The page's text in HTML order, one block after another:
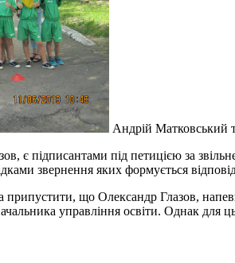
Андрій Матковський
є підписантами під петицією за
звернення яких формується
припустити, що Олександр Глазов,
управління освіти. Однак для